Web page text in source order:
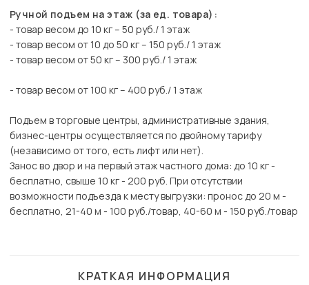
Ручной подъем на этаж (за ед. товара):
- товар весом до 10 кг – 50 руб./ 1 этаж
- товар весом от 10 до 50 кг – 150 руб./ 1 этаж
- товар весом от 50 кг – 300 руб./ 1 этаж
- товар весом от 100 кг – 400 руб./ 1 этаж
Подъем в торговые центры, административные здания,
бизнес-центры осуществляется по двойному тарифу
(независимо от того, есть лифт или нет).
Занос во двор и на первый этаж частного дома: до 10 кг -
бесплатно, свыше 10 кг - 200 руб. При отсутствии
возможности подъезда к месту выгрузки: пронос до 20 м -
бесплатно, 21-40 м - 100 руб./товар, 40-60 м - 150 руб./товар
КРАТКАЯ ИНФОРМАЦИЯ